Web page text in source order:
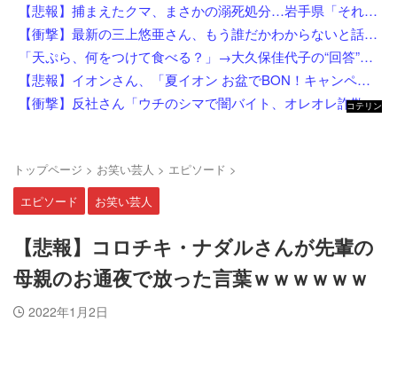
【悲報】捕まえたクマ、まさかの溺死処分…岩手県「それはダメ」と町を注意
【衝撃】最新の三上悠亜さん、もう誰だかわからないと話題になってしまった画像がこちら
「天ぷら、何をつけて食べる？」→大久保佳代子の“回答”にスタジオ驚き「嘘だろ？」
【悲報】イオンさん、「夏イオン お盆でBON！キャンペーン」からBON！を削除 理由不明
【衝撃】反社さん「ウチのシマで闇バイト、オレオレ詐欺、強盗する奴らぶっ○す」←これw w w w w w w
コテリン
トップページ > お笑い芸人 > エピソード >
エピソード
お笑い芸人
【悲報】コロチキ・ナダルさんが先輩の
母親のお通夜で放った言葉ｗｗｗｗｗｗ
2022年1月2日